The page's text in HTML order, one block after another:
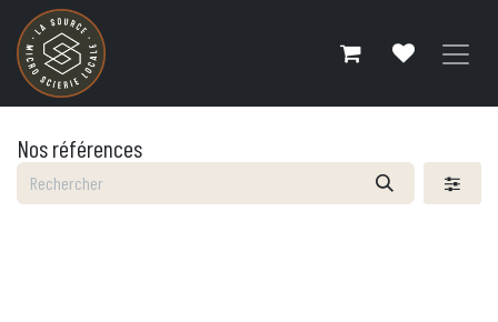
Se rendre au contenu
Nos références